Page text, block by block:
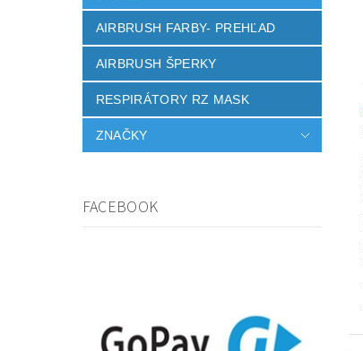
AIRBRUSH FARBY- PREHĽAD
AIRBRUSH ŠPERKY
RESPIRÁTORY RZ MASK
ZNAČKY
FACEBOOK